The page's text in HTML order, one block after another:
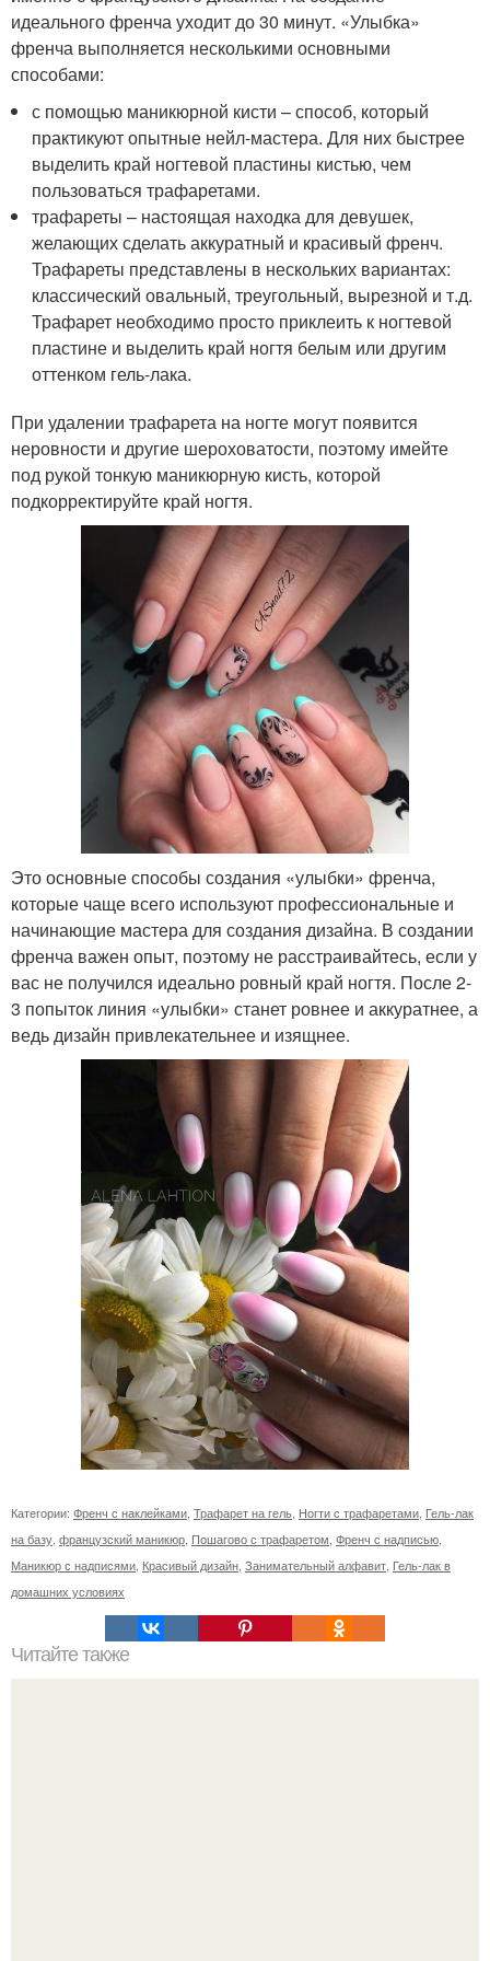
идеального френча уходит до 30 минут. «Улыбка»
френча выполняется несколькими основными
способами:
с помощью маникюрной кисти – способ, который
практикуют опытные нейл-мастера. Для них быстрее
выделить край ногтевой пластины кистью, чем
пользоваться трафаретами.
трафареты – настоящая находка для девушек,
желающих сделать аккуратный и красивый френч.
Трафареты представлены в нескольких вариантах:
классический овальный, треугольный, вырезной и т.д.
Трафарет необходимо просто приклеить к ногтевой
пластине и выделить край ногтя белым или другим
оттенком гель-лака.
При удалении трафарета на ногте могут появится
неровности и другие шероховатости, поэтому имейте
под рукой тонкую маникюрную кисть, которой
подкорректируйте край ногтя.
Это основные способы создания «улыбки» френча,
которые чаще всего используют профессиональные и
начинающие мастера для создания дизайна. В создании
френча важен опыт, поэтому не расстраивайтесь, если у
вас не получился идеально ровный край ногтя. После 2-
3 попыток линия «улыбки» станет ровнее и аккуратнее, а
ведь дизайн привлекательнее и изящнее.
Категории: Френч с наклейками, Трафарет на гель, Ногти с трафаретами, Гель-лак
на базу, французский маникюр, Пошагово с трафаретом, Френч с надписью,
Маникюр с надписями, Красивый дизайн, Занимательный алфавит, Гель-лак в
домашних условиях
Читайте также